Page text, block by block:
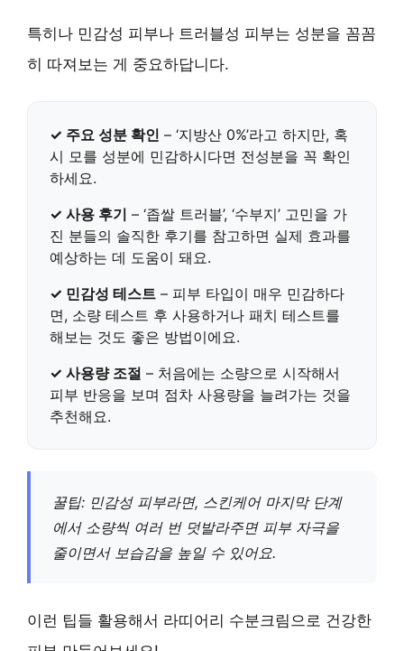
특히나 민감성 피부나 트러블성 피부는 성분을 꼼꼼
히 따져보는 게 중요하답니다.
✓ 주요 성분 확인 – ‘지방산 0%’라고 하지만, 혹
시 모를 성분에 민감하시다면 전성분을 꼭 확인
하세요.
✓ 사용 후기 – ‘좁쌀 트러블’, ‘수부지’ 고민을 가
진 분들의 솔직한 후기를 참고하면 실제 효과를
예상하는 데 도움이 돼요.
✓ 민감성 테스트 – 피부 타입이 매우 민감하다
면, 소량 테스트 후 사용하거나 패치 테스트를
해보는 것도 좋은 방법이에요.
✓ 사용량 조절 – 처음에는 소량으로 시작해서
피부 반응을 보며 점차 사용량을 늘려가는 것을
추천해요.
꿀팁: 민감성 피부라면, 스킨케어 마지막 단계
에서 소량씩 여러 번 덧발라주면 피부 자극을
줄이면서 보습감을 높일 수 있어요.
이런 팁들 활용해서 라띠어리 수분크림으로 건강한